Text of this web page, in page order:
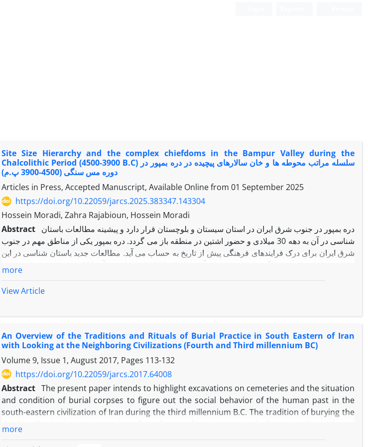
Site Size Hierarchy and the complex chiefdoms in the Bampur Valley during the
Chalcolithic Period (4500-3900 B.C) سلسله مراتب محوطه ها و خان سالارهای پیچیده در دره بمپور در
دوره مس سنگی (4500-3900 پ.م)
Articles in Press, Accepted Manuscript, Available Online from 01 September 2025
https://doi.org/10.22059/jarcs.2025.383347.143304
Hossein Moradi, Zahra Rajabioun, Hossein Moradi
Abstract دره بمپور در جنوب شرق ایران در استان سیستان و بلوچستان قرار دارد و پیشینه مطالعات باستان
شناسی در آن به دهه 30 میلادی و حضور اشتین در منطقه باز می گردد. دره بمپور یکی از مناطق مهم در جنوب
شرق ایران برای درک فرایندهای فرهنگی پیش از تاریخ به حساب می آید. مطالعات جدید باستان شناسی در این
حسینی می باشد. علاوه بر آن 47 محوطه کوچک و بزرگ دیگر با اندازه های مختلف نیز شناسایی شد که وجه
غالبا اندازه های کوچک کمتر از سه هکتار داشتند. برای درک برخی پیچیدگی های تصمیم سازی در این جوامع
محوطه ها با استفاده از نرم افزار آماری SPSS به سه گروه تقسیم شدند و سپس با استفاده از سایر روشهای
سنجش آماری فاصله آنها از یکدیگر نیز سنجیده شد که نهایتا ارتباط معنا داری میان اندازه محوطه ها و سلسع
مراتب آنها را نشان میداد.
For a better understanding of the various aspects of complexity and site size hierarchy, the
relationship between site size and the distance of each site from the others was analyzed
using SPSS. Consequently, the correlation between them was calculated by Pearson R and
regression tests. Ultimately, this analysis demonstrates that examining distances and sizes is
meaningful.
more
View Article
An Overview of the Traditions and Rituals of Burial Practice in South Eastern of Iran
with Looking at the Neighboring Civilizations (Fourth and Third millennium BC)
Volume 9, Issue 1, August 2017, Pages 113-132
https://doi.org/10.22059/jarcs.2017.64008
Abstract The present paper intends to highlight excavations on cemeteries and the situation
and condition of burial corpses to figure out the social behavior of the human past in the
south-eastern civilization of Iran during the third millennium B.C. The tradition of burying the
more